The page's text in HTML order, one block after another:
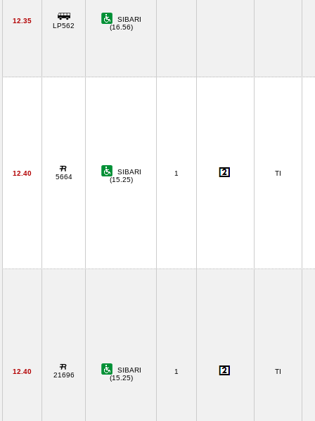
12.35
LP562
SIBARI
(16.56)
12.40 5664
SIBARI
(15.25)
1 TI
12.40 21696
SIBARI
(15.25)
1 TI